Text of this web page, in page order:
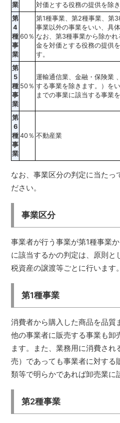
業
対価とする役務の提供を除き
第
4
種
事
業
60％
第1種事業、第2種事業、第
事業以外の事業をいい、具
なお、第3種事業から除か
金を対価とする役務の提供
す。
第
5
種
事
業
50％
運輸通信業、金融・保険業
する事業を除きます。）を
までの事業に該当する事業を
第
6
種
事
業
40％ 不動産業
なお、事業区分の判定に当たっ
ださい。
事業区分
事業者が行う事業が第1種事業
に該当するかの判定は、原則と
税資産の譲渡等ごとに行います。
第1種事業
消費者から購入した商品を品質
他の事業者に販売する事業も卸
ます。また、業務用に消費さ
売）であっても事業者に対する
類等で明らかであれば卸売業に
第2種事業